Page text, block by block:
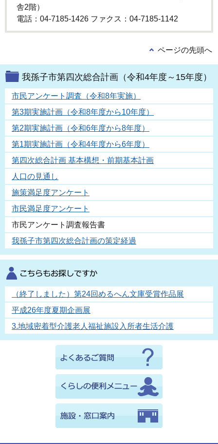
舎2階）
電話：04-7185-1426 ファクス：04-7185-1142
ページの先頭へ
我孫子市第四次総合計画（令和4年度～15年度）
市民アンケート調査（令和8年実施）
第3期実施計画（令和8年度から10年度）
第2期実施計画（令和6年度から8年度）
第1期実施計画（令和4年度から6年度）
第四次総合計画 基本構想・前期基本計画
人口の見通し
施策満足度アンケート
市民満足度アンケート
市民アンケート調査報告書
我孫子市第四次総合計画の策定経過
（終了しました）第24回めるへん文庫受賞作品展
平成26年度夏期企画展
3.地域密着型介護老人福祉施設入所者生活介護